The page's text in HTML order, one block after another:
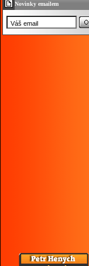
Novinky emailem